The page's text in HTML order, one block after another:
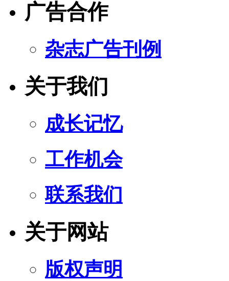
广告合作
杂志广告刊例
关于我们
成长记忆
工作机会
联系我们
关于网站
版权声明